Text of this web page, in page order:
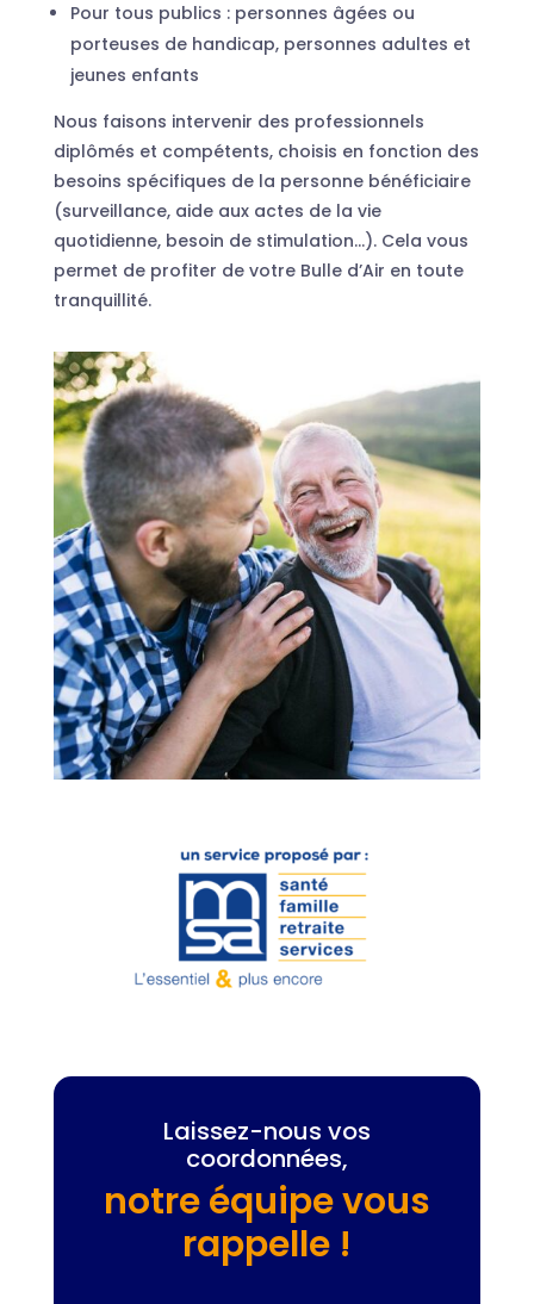
Pour tous publics : personnes âgées ou
porteuses de handicap, personnes adultes et
jeunes enfants
Nous faisons intervenir des professionnels
diplômés et compétents, choisis en fonction des
besoins spécifiques de la personne bénéficiaire
(surveillance, aide aux actes de la vie
quotidienne, besoin de stimulation…). Cela vous
permet de profiter de votre Bulle d’Air en toute
tranquillité.
Laissez-nous vos
coordonnées,
notre équipe vous
rappelle !